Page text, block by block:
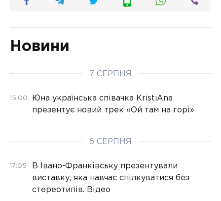
Новини
7 СЕРПНЯ
15:00
Юна українська співачка KristiAna
презентує новий трек «Ой там на горі»
6 СЕРПНЯ
17:05
В Івано-Франківську презентували
виставку, яка навчає спілкуватися без
стереотипів. Відео